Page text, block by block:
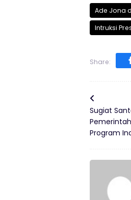
Ade Jona
Intruksi
Share:
Sugiat
Program